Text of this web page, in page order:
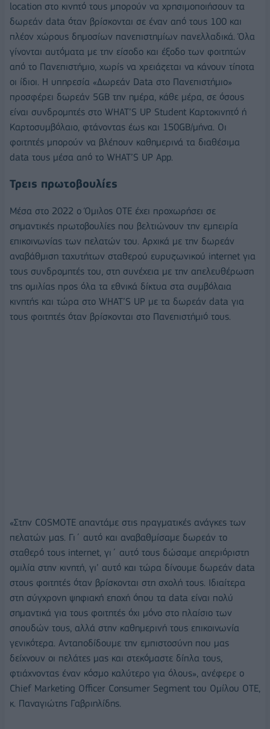
location στο κινητό τους μπορούν να χρησιμοποιήσουν τα
δωρεάν data όταν βρίσκονται σε έναν από τους 100 και
πλέον χώρους δημοσίων πανεπιστημίων πανελλαδικά. Όλα
γίνονται αυτόματα με την είσοδο και έξοδο των φοιτητών
από το Πανεπιστήμιο, χωρίς να χρειάζεται να κάνουν τίποτα
οι ίδιοι. Η υπηρεσία «Δωρεάν Data στο Πανεπιστήμιο»
προσφέρει δωρεάν 5GB την ημέρα, κάθε μέρα, σε όσους
είναι συνδρομητές στο WHAT’S UP Student Καρτοκινητό ή
Καρτοσυμβόλαιο, φτάνοντας έως και 150GB/μήνα. Οι
φοιτητές μπορούν να βλέπουν καθημερινά τα διαθέσιμα
data τους μέσα από το WHAT’S UP App.
Τρεις πρωτοβουλίες
Μέσα στο 2022 ο Όμιλος ΟΤΕ έχει προχωρήσει σε
σημαντικές πρωτοβουλίες που βελτιώνουν την εμπειρία
επικοινωνίας των πελατών του. Αρχικά με την δωρεάν
αναβάθμιση ταχυτήτων σταθερού ευρυζωνικού internet για
τους συνδρομητές του, στη συνέχεια με την απελευθέρωση
της ομιλίας προς όλα τα εθνικά δίκτυα στα συμβόλαια
κινητής και τώρα στο WHAT’S UP με τα δωρεάν data για
τους φοιτητές όταν βρίσκονται στο Πανεπιστήμιό τους.
«Στην COSMOTE απαντάμε στις πραγματικές ανάγκες των
πελατών μας. Γι΄ αυτό και αναβαθμίσαμε δωρεάν το
σταθερό τους internet, γι΄ αυτό τους δώσαμε απεριόριστη
ομιλία στην κινητή, γι’ αυτό και τώρα δίνουμε δωρεάν data
στους φοιτητές όταν βρίσκονται στη σχολή τους. Ιδιαίτερα
στη σύγχρονη ψηφιακή εποχή όπου τα data είναι πολύ
σημαντικά για τους φοιτητές όχι μόνο στο πλαίσιο των
σπουδών τους, αλλά στην καθημερινή τους επικοινωνία
γενικότερα. Ανταποδίδουμε την εμπιστοσύνη που μας
δείχνουν οι πελάτες μας και στεκόμαστε δίπλα τους,
φτιάχνοντας έναν κόσμο καλύτερο για όλους», ανέφερε ο
Chief Marketing Officer Consumer Segment του Ομίλου ΟΤΕ,
κ. Παναγιώτης Γαβριηλίδης.